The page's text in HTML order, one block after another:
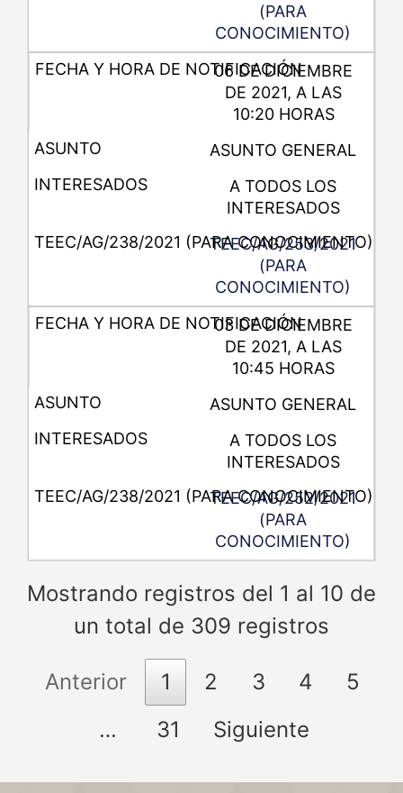
(PARA
CONOCIMIENTO)
06 DE DICIEMBRE
DE 2021, A LAS
10:20 HORAS
ASUNTO GENERAL
A TODOS LOS
INTERESADOS
TEEC/AG/253/2021
(PARA
CONOCIMIENTO)
03 DE DICIEMBRE
DE 2021, A LAS
10:45 HORAS
ASUNTO GENERAL
A TODOS LOS
INTERESADOS
TEEC/AG/252/2021
(PARA
CONOCIMIENTO)
Mostrando registros del 1 al 10 de
un total de 309 registros
Anterior 1 2 3 4
5
…
31 Siguiente